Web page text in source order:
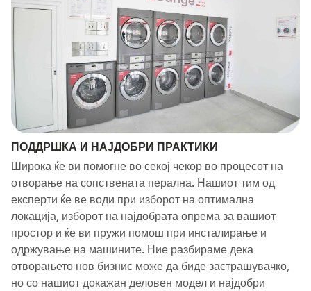
ПОДДРШКА И НАЈДОБРИ ПРАКТИКИ
Широка ќе ви помогне во секој чекор во процесот на
отворање на сопствената перална. Нашиот тим од
експерти ќе ве води при изборот на оптимална
локација, изборот на најдобрата опрема за вашиот
простор и ќе ви пружи помош при инсталирање и
одржување на машините. Ние разбираме дека
отворањето нов бизнис може да биде застрашувачко,
но со нашиот докажан деловен модел и најдобри